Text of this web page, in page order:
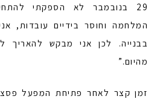
29 בנובמבר לא הספקתי
המלחמה וחוסר בידיים עובדות,
בבנייה. לכן אני מבקש להאריך
מהיום.”
זמן קצר לאחר פתיחת המפעל